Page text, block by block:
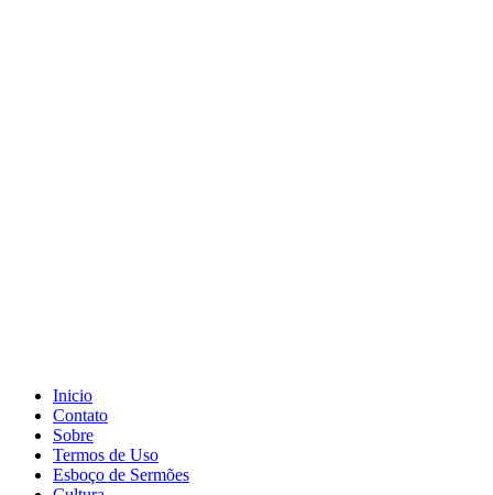
Inicio
Contato
Sobre
Termos de Uso
Esboço de Sermões